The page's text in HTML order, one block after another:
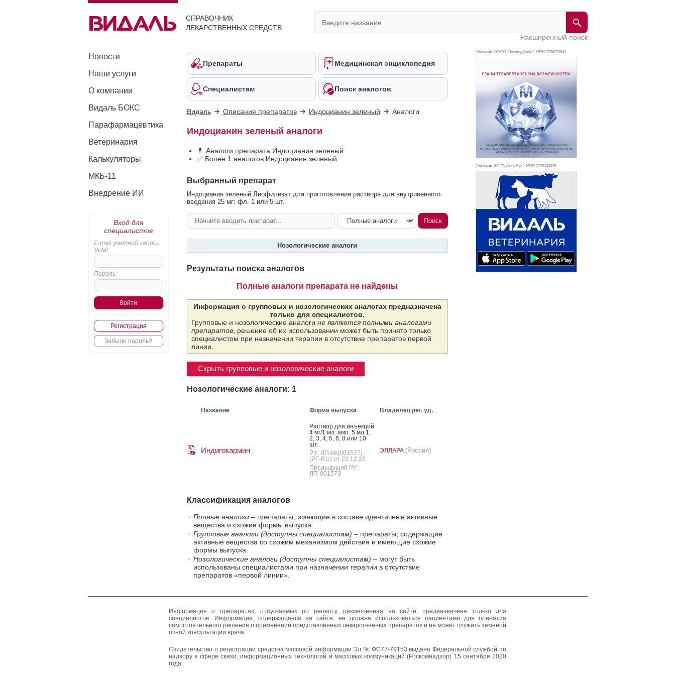
СПРАВОЧНИК
ЛЕКАРСТВЕННЫХ СРЕДСТВ
Расширенный поиск
Новости
Наши услуги
О компании
Видаль БОКС
Парафармацевтика
Ветеринария
Калькуляторы
МКБ-11
Внедрение ИИ
Вход для
специалистов
E-mail учетной записи
Vidal:
Пароль:
Регистрация
Забыли пароль?
Препараты Медицинская энциклопедия
Специалистам Поиск аналогов
Видаль Описания препаратов Индоцианин зеленый Аналоги
Индоцианин зеленый аналоги
💊 Аналоги препарата Индоцианин зеленый
✅ Более 1 аналогов Индоцианин зеленый
Выбранный препарат
Индоцианин зеленый Лиофилизат для приготовления раствора для внутривенного
введения 25 мг: фл. 1 или 5 шт.
Нозологические аналоги
Результаты поиска аналогов
Полные аналоги препарата не найдены
Информация о групповых и нозологических аналогах предназначена
только для специалистов.
Групповые и нозологические аналоги не являются полными аналогами
препаратов, решение об их использовании может быть принято только
специалистом при назначении терапии в отсутствие препаратов первой
линии.
Скрыть групповые и нозологические аналоги
Нозологические аналоги: 1
Название Форма выпуска Владелец рег. уд.
Индигокармин
Рас­твор для инъ­ек­ций
4 мг/1 мл: амп. 5 мл 1,
2, 3, 4, 5, 6, 8 или 10
шт.
РУ: ЛП-№(001577)-
(РГ-RU) от 22.12.22
Предыдущий РУ:
ЛП-001579
ЭЛЛАРА (Россия)
Классификация аналогов
Полные аналоги– препараты, имеющие в составе идентичные активные
вещества и схожие формы выпуска.
Групповые аналоги (доступны специалистам) – препараты, содержащие
активные вещества со схожим механизмом действия и имеющие схожие
формы выпуска.
Нозологические аналоги (доступны специалистам) – могут быть
использованы специалистами при назначении терапии в отсутствие
препаратов «первой линии».
Реклама. ОООО "Векторфарм", ИНН 7704799640
Реклама. АО "Видаль Рус", ИНН 7728043605
Информация о препаратах, отпускаемых по рецепту, размещенная на сайте, предназначена только для
специалистов. Информация, содержащаяся на сайте, не должна использоваться пациентами для принятия
самостоятельного решения о применении представленных лекарственных препаратов и не может служить заменой
очной консультации врача.
Свидетельство о регистрации средства массовой информации Эл № ФС77-79153 выдано Федеральной службой по
надзору в сфере связи, информационных технологий и массовых коммуникаций (Роскомнадзор) 15 сентября 2020
года.